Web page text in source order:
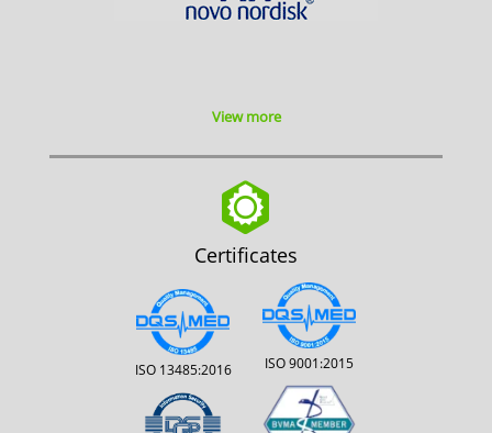
View more
Certificates
ISO 13485:2016 ISO 9001:2015